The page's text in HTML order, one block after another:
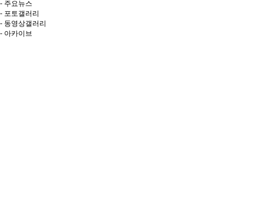
- 주요뉴스
- 포토갤러리
- 동영상갤러리
- 아카이브